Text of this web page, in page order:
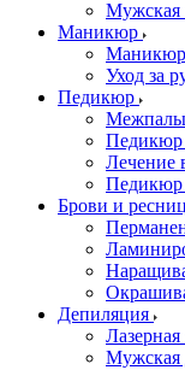
Мужская
Маникюр
Уход за
Педикюр
Педикюр
Лечение
Педикюр
Брови и
Депиляция
Мужская